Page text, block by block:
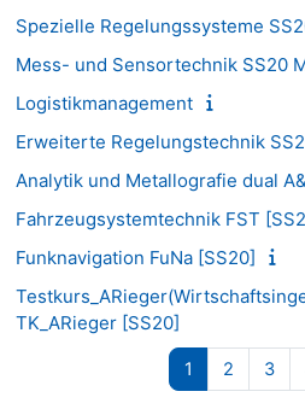
Spezielle Regelungssysteme
Mess- und Sensortechnik SS20
Logistikmanagement
Erweiterte Regelungstechnik
Analytik und Metallografie dual
Fahrzeugsystemtechnik FST
Funknavigation FuNa [SS20]
TK_ARieger [SS20]
1 Seite 1
2 Seite 2
3